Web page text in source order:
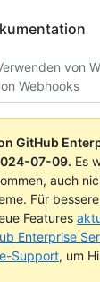
von
Webhooks
GitHub
07-09. Es
auch
Für
Features
Enterprise
Support, um